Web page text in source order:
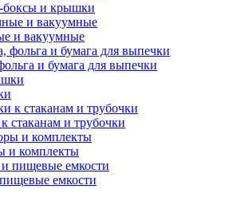
боксы и крышки
и вакуумные
и бумага для выпечки
стаканам и трубочки
и комплекты
емкости